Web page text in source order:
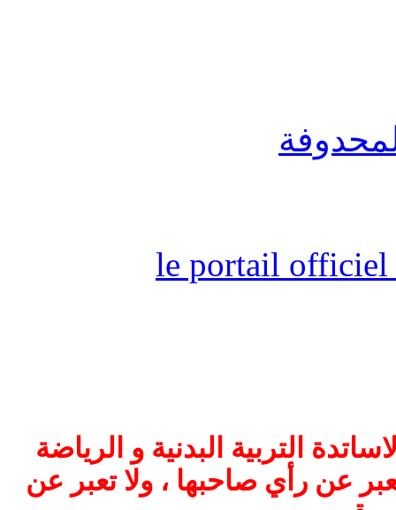
le portail officiel
التربية البدنية و الرياضة
عن رأي صاحبها ، ولا تعبر عن